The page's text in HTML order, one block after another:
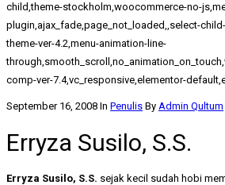
child,theme-stockholm,woocommerce-no-
plugin,ajax_fade,page_not_loaded,,select-
theme-ver-4.2,menu-animation-line-
comp-ver-7.4,vc_responsive,elementor-
September 16, 2008 In Penulis By Admin Qultum
Erryza Susilo, S.S.
Erryza Susilo, S.S. sejak kecil sudah hobi